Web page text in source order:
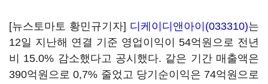
[뉴스토마토 황민규기자] 디케이디앤아이(033310)는
12일 지난해 연결 기준 영업이익이 54억원으로 전년
비 15.0% 감소했다고 공시했다. 같은 기간 매출액은
390억원으로 0,7% 줄었고 당기순이익은 74억원으로